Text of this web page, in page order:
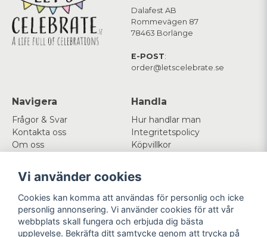
Dalafest AB
Rommevägen 87
78463 Borlänge
E-POST:
order@letscelebrate.se
Navigera
Frågor & Svar
Kontakta oss
Om oss
Handla
Hur handlar man
Integritetspolicy
Köpvillkor
Mitt konto
Logga in
Registrera dig
Glömt lösenord?
Följ oss
Facebook
Instagram
Vi använder cookies
Cookies kan komma att användas för personlig och icke
personlig annonsering. Vi använder cookies för att vår
webbplats skall fungera och erbjuda dig bästa
upplevelse. Bekräfta ditt samtycke genom att trycka på